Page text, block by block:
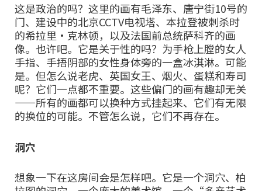
这是政治的吗？这里的画有毛泽东、唐宁街10号的
门、建设中的北京CCTV电视塔、本拉登被刺杀时
的希拉里•克林顿，以及法国前总统萨科齐的画
像。也许吧。它是关于性的吗？为手枪上膛的女人
手指、手捂阴部的女性身体旁的一盒冰淇淋。可能
是。但怎么说老虎、英国女王、烟火、蛋糕和寿司
呢？它们一点都不重要。这些偏门的画有趣却无关
——所有的画都可以换种方式挂起来、它们有无限
的换位的可能。不管怎么说，它们不再存在。
洞穴
想象一下在这房间会是怎样吧。它是一个洞穴、柏